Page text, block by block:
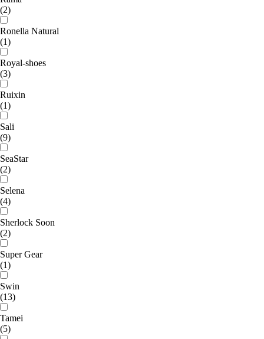
(2)
Ronella Natural
(1)
Royal-shoes
(3)
Ruixin
(1)
Sali
(9)
SeaStar
(2)
Selena
(4)
Sherlock Soon
(2)
Super Gear
(1)
Swin
(13)
Tamei
(5)